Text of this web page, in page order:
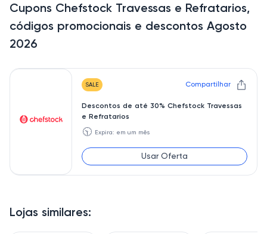
Lojas similares:
Cupons Chefstock Travessas e Refratarios,
códigos promocionais e descontos Agosto
2026
SALE Compartilhar
Descontos de até 30% Chefstock Travessas
e Refratarios
🕥 Expira: em um mês
Usar Oferta